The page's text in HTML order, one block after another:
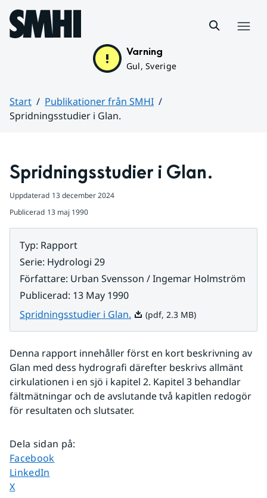
Hoppa till sidans innehåll
Varning
Gul, Sverige
Start
Publikationer från SMHI
Spridningsstudier i Glan.
Spridningsstudier i Glan.
Uppdaterad 13 december 2024
Publicerad 13 maj 1990
Typ: Rapport
Serie: Hydrologi 29
Författare: Urban Svensson / Ingemar Holmström
Publicerad: 13 May 1990
Spridningsstudier i Glan. Pdf, 2.3 MB.
(pdf, 2.3 MB)
Denna rapport innehåller först en kort beskrivning av
Glan med dess hydrografi därefter beskrivs allmänt
cirkulationen i en sjö i kapitel 2. Kapitel 3 behandlar
fältmätningar och de avslutande två kapitlen redogör
för resultaten och slutsater.
Dela sidan på:
Dela sidan på
Facebook
Dela sidan på
LinkedIn
Dela sidan på
X